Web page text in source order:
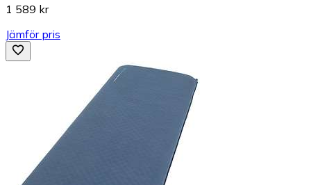
1 589 kr
Jämför pris